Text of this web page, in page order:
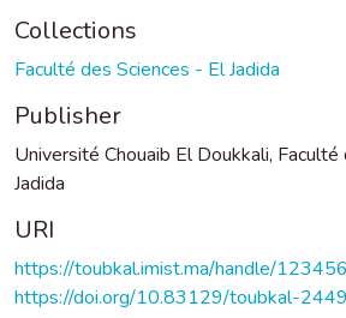
Collections
Faculté des Sciences - El Jadida
Publisher
Université Chouaib El Doukkali, Faculté
Jadida
URI
https://toubkal.imist.ma/handle/
https://doi.org/10.83129/toubkal-